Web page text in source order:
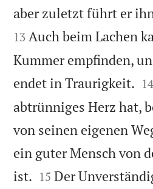
aber zuletzt führt er
13 Auch beim Lachen
Kummer empfinden,
endet in Traurigkeit. 

14
abtrünniges Herz hat,
von seinen eigenen
ein guter Mensch von
ist. 

15 Der